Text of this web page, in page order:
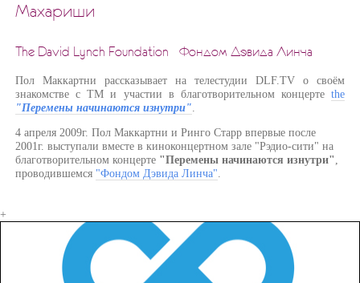
Махариши
The David Lynch Foundation - Фондом Дэвида Линча
Пол Маккартни рассказывает на телестудии DLF.TV о своём
знакомстве с ТМ и участии в благотворительном концерте the
"Перемены начинаются изнутри"
4 апреля 2009г. Пол Маккартни и Ринго Старр впервые после
2001г. выступали вместе в киноконцертном зале "Рэдио-сити" на
благотворительном концерте "Перемены начинаются изнутри"
проводившемся "Фондом Дэвида Линча"
+